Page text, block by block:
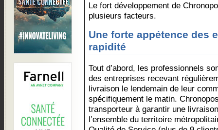
Le fort développement de
plusieurs facteurs.
Une forte appétence des
rapidité
Tout d’abord, les professionnels
des entreprises recevant
livraison le lendemain de leur
spécifiquement le matin.
transporteur à garantir une
l’ensemble du territoire